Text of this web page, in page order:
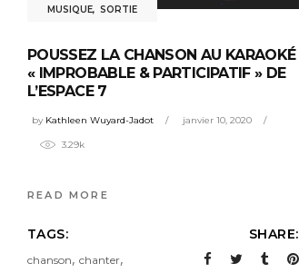
MUSIQUE, SORTIE
POUSSEZ LA CHANSON AU KARAOKÉ
« IMPROBABLE & PARTICIPATIF » DE
L’ESPACE 7
by Kathleen Wuyard-Jadot janvier 10, 2020
3.29k
READ MORE
TAGS:
chanson, chanter,
SHARE: